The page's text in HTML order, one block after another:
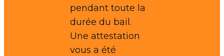
pendant toute la
durée du bail.
Une attestation
vous a été